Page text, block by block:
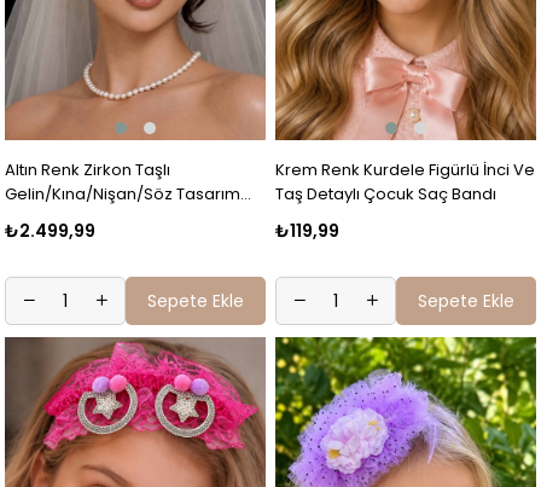
Altın Renk Zirkon Taşlı
Gelin/Kına/Nişan/Söz Tasarım
Taç
₺2.499,99
Sepete Ekle
Krem Renk Kurdele Figürlü İnci Ve
Taş Detaylı Çocuk Saç Bandı
₺119,99
Sepete Ekle